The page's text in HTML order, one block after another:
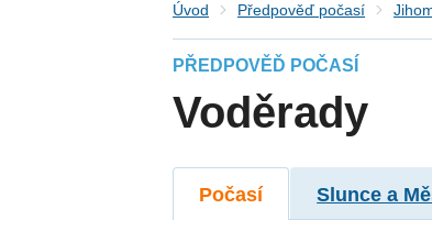
Úvod Předpověď počasí
PŘEDPOVĚĎ POČASÍ
Voděrady
Počasí Slunce a